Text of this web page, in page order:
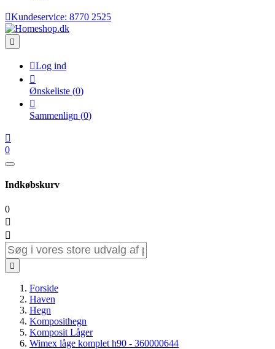
Kundeservice: 8770 2525

Log ind

Ønskeliste (0)

Sammenlign (0)

0
Indkøbskurv
0



Forside
Haven
Hegn
Komposithegn
Komposit Låger
Wimex låge komplet h90 - 360000644